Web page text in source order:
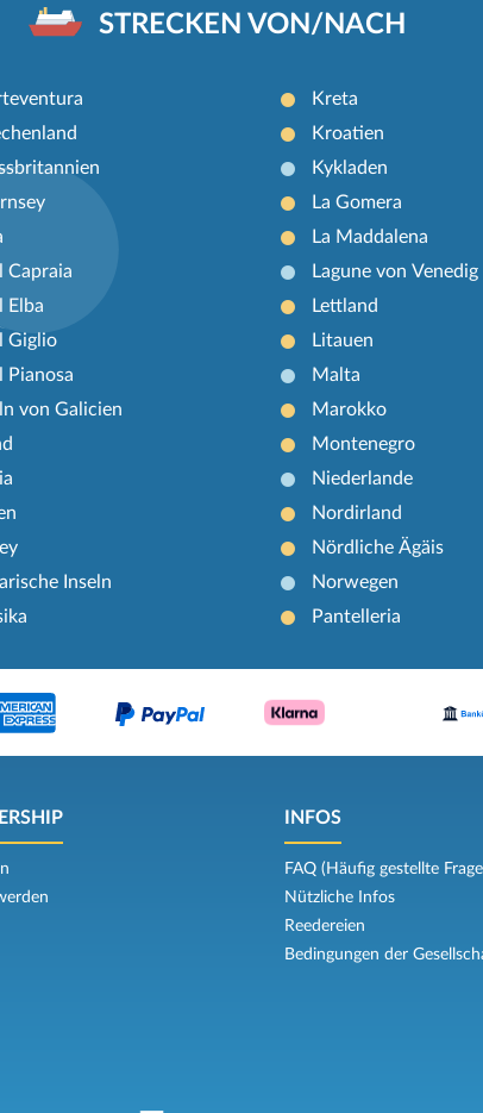
STRECKEN VON/NACH
Capraia
Elba
Giglio
Pianosa
von Galicien
Inseln
Kreta
Kroatien
Kykladen
La Gomera
La Maddalena
Lagune von Venedig
Lettland
Litauen
Malta
Marokko
Montenegro
Niederlande
Nordirland
Nördliche Ägäis
Norwegen
Pantelleria
INFOS
FAQ (Häufig gestellte
Nützliche Infos
Reedereien
Bedingungen der